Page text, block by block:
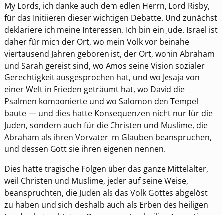
My Lords, ich danke auch dem edlen Herrn, Lord Risby,
für das Initiieren dieser wichtigen Debatte. Und zunächst
deklariere ich meine Interessen. Ich bin ein Jude. Israel ist
daher für mich der Ort, wo mein Volk vor beinahe
viertausend Jahren geboren ist, der Ort, wohin Abraham
und Sarah gereist sind, wo Amos seine Vision sozialer
Gerechtigkeit ausgesprochen hat, und wo Jesaja von
einer Welt in Frieden geträumt hat, wo David die
Psalmen komponierte und wo Salomon den Tempel
baute — und dies hatte Konsequenzen nicht nur für die
Juden, sondern auch für die Christen und Muslime, die
Abraham als ihren Vorvater im Glauben beanspruchen,
und dessen Gott sie ihren eigenen nennen.
Dies hatte tragische Folgen über das ganze Mittelalter,
weil Christen und Muslime, jeder auf seine Weise,
beanspruchten, die Juden als das Volk Gottes abgelöst
zu haben und sich deshalb auch als Erben des heiligen